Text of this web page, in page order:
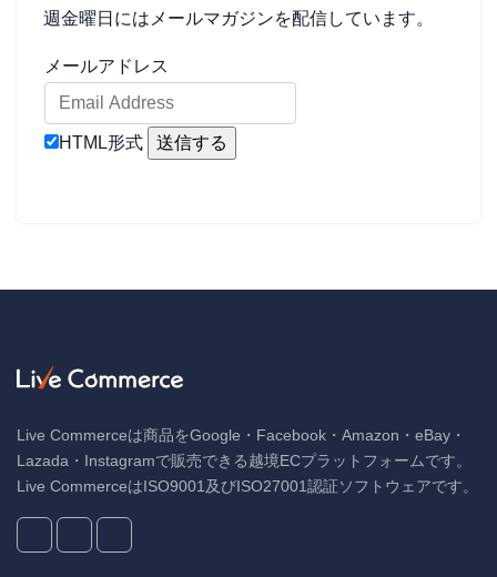
週金曜日にはメールマガジンを配信しています。
メールアドレス
HTML形式
Live Commerceは商品をGoogle・Facebook・Amazon・eBay・
Lazada・Instagramで販売できる越境ECプラットフォームです。
Live CommerceはISO9001及びISO27001認証ソフトウェアです。